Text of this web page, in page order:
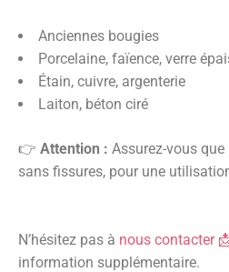
Anciennes bougies
Porcelaine, faïence, verre
Étain, cuivre, argenterie
Laiton, béton ciré
👉 Attention : Assurez-vous
sans fissures, pour une
N’hésitez pas à nous contacter
information supplémentaire.